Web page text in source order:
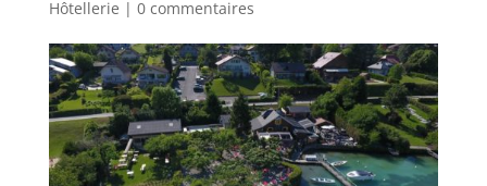
Hôtellerie | 0 commentaires